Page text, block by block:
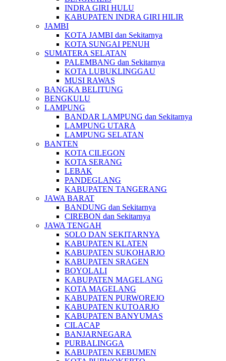
INDRA GIRI HULU
KABUPATEN INDRA GIRI HILIR
JAMBI
KOTA JAMBI dan Sekitarnya
KOTA SUNGAI PENUH
SUMATERA SELATAN
PALEMBANG dan Sekitarnya
KOTA LUBUKLINGGAU
MUSI RAWAS
BANGKA BELITUNG
BENGKULU
LAMPUNG
BANDAR LAMPUNG dan Sekitarnya
LAMPUNG UTARA
LAMPUNG SELATAN
BANTEN
KOTA CILEGON
KOTA SERANG
LEBAK
PANDEGLANG
KABUPATEN TANGERANG
JAWA BARAT
BANDUNG dan Sekitarnya
CIREBON dan Sekitarnya
JAWA TENGAH
SOLO DAN SEKITARNYA
KABUPATEN KLATEN
KABUPATEN SUKOHARJO
KABUPATEN SRAGEN
BOYOLALI
KABUPATEN MAGELANG
KOTA MAGELANG
KABUPATEN PURWOREJO
KABUPATEN KUTOARJO
KABUPATEN BANYUMAS
CILACAP
BANJARNEGARA
PURBALINGGA
KABUPATEN KEBUMEN